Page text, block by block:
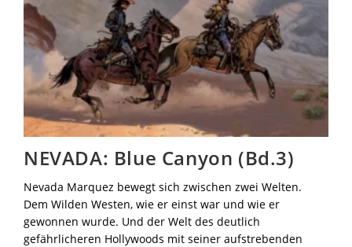
NEVADA: Blue Canyon (Bd.3)
Nevada Marquez bewegt sich zwischen zwei Welten.
Dem Wilden Westen, wie er einst war und wie er
gewonnen wurde. Und der Welt des deutlich
gefährlicheren Hollywoods mit seiner aufstrebenden